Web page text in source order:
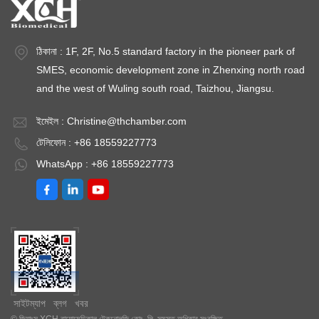
ঠিকানা : 1F, 2F, No.5 standard factory in the pioneer park of
SMES, economic development zone in Zhenxing north road
and the west of Wuling south road, Taizhou, Jiangsu.
ইমেইল : Christine@thchamber.com
টেলিফোন : +86 18559227773
WhatsApp : +86 18559227773
সাইটম্যাপ ব্লগ খবর